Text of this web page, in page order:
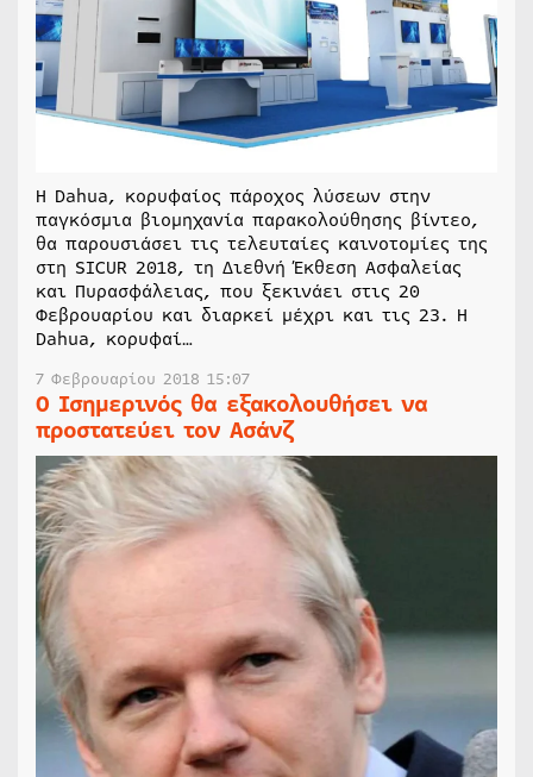
Η Dahua, κορυφαίος πάροχος λύσεων στην
παγκόσμια βιομηχανία παρακολούθησης βίντεο,
θα παρουσιάσει τις τελευταίες καινοτομίες της
στη SICUR 2018, τη Διεθνή Έκθεση Ασφαλείας
και Πυρασφάλειας, που ξεκινάει στις 20
Φεβρουαρίου και διαρκεί μέχρι και τις 23. Η
Dahua, κορυφαί…
7 Φεβρουαρίου 2018 15:07
Ο Ισημερινός θα εξακολουθήσει να
προστατεύει τον Ασάνζ